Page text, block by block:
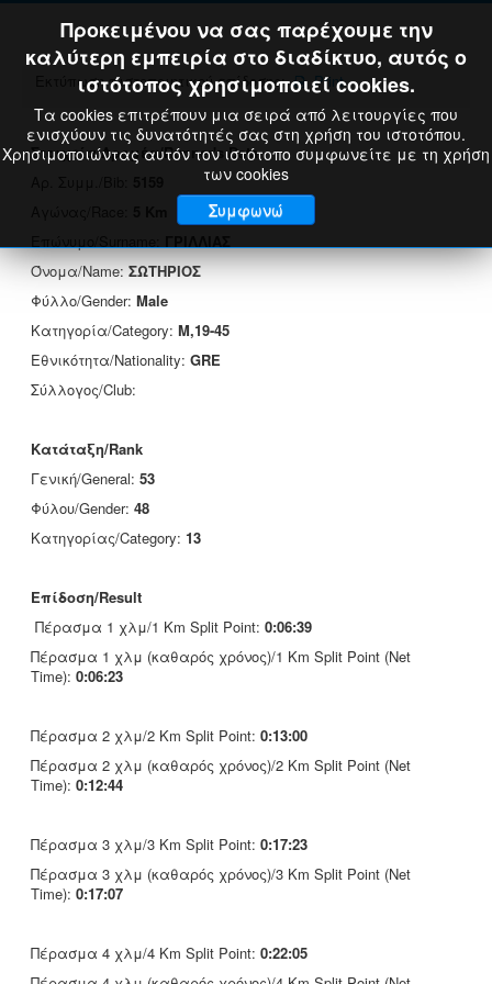
Εκτύπωση πιστοποιητικού επίδοσης: Print
Στοιχεία Δρομέα/Runner's Data
Όνομα/Name:ΣΩΤΗΡΙΟΣ
Φύλλο/Gender: Male
Κατηγορία/Category: M,19-45
Εθνικότητα/Nationality: GRE
Σύλλογος/Club:
Κατάταξη/Rank
Γενική/General: 53
Φύλου/Gender: 48
Κατηγορίας/Category: 13
Επίδοση/Result
Πέρασμα 1 χλμ/1 Km Split Point: 0:06:39
Πέρασμα 1 χλμ (καθαρός χρόνος)/1 Km Split Point (Net
Time): 0:06:23
Πέρασμα 2 χλμ/2 Km Split Point: 0:13:00
Πέρασμα 2 χλμ (καθαρός χρόνος)/2 Km Split Point (Net
Time): 0:12:44
Πέρασμα 3 χλμ/3 Km Split Point: 0:17:23
Πέρασμα 3 χλμ (καθαρός χρόνος)/3 Km Split Point (Net
Time): 0:17:07
Πέρασμα 4 χλμ/4 Km Split Point: 0:22:05
Προκειμένου να σας παρέχουμε την
καλύτερη εμπειρία στο διαδίκτυο, αυτός ο
ιστότοπος χρησιμοποιεί cookies.
Τα cookies επιτρέπουν μια σειρά από λειτουργίες που
ενισχύουν τις δυνατότητές σας στη χρήση του ιστοτόπου.
Χρησιμοποιώντας αυτόν τον ιστότοπο συμφωνείτε με τη χρήση
των cookies
Συμφωνώ